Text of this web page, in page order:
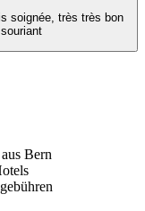
soignée, très très bon
Bern